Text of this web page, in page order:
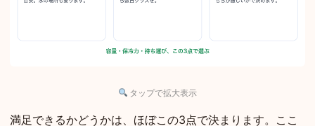
タップで拡大表示
満足できるかどうかは、ほぼこの3点で決まります。ここ